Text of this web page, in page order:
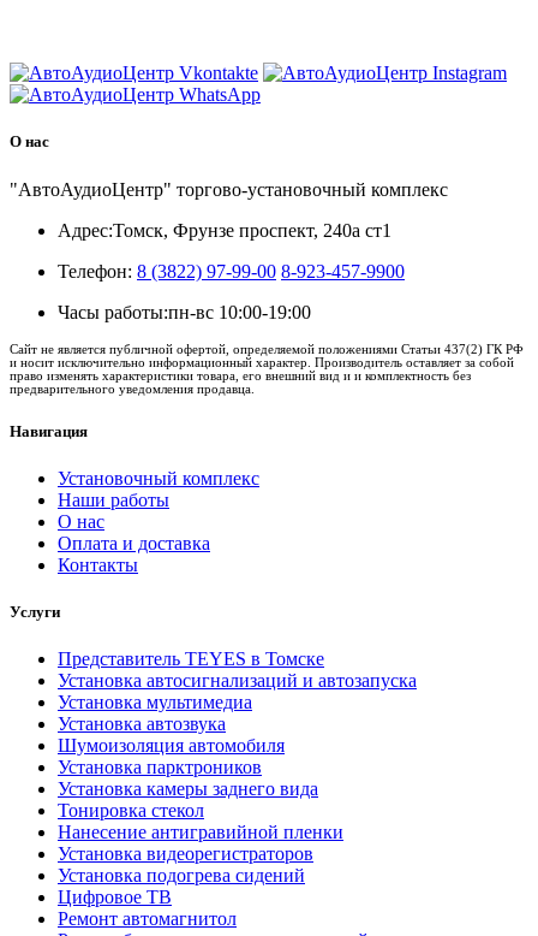
О нас
"АвтоАудиоЦентр" торгово-установочный комплекс
Адрес:Томск, Фрунзе проспект, 240а ст1
Телефон: 8 (3822) 97-99-00 8-923-457-9900
Часы работы:пн-вс 10:00-19:00
Сайт не является публичной офертой, определяемой положениями Статьи 437(2) ГК РФ
и носит исключительно информационный характер. Производитель оставляет за собой
право изменять характеристики товара, его внешний вид и и комплектность без
предварительного уведомления продавца.
Навигация
Установочный комплекс
Наши работы
О нас
Оплата и доставка
Контакты
Услуги
Представитель TEYES в Томске
Установка автосигнализаций и автозапуска
Установка мультимедиа
Установка автозвука
Шумоизоляция автомобиля
Установка парктроников
Установка камеры заднего вида
Тонировка стекол
Нанесение антигравийной пленки
Установка видеорегистраторов
Установка подогрева сидений
Цифровое ТВ
Ремонт автомагнитол